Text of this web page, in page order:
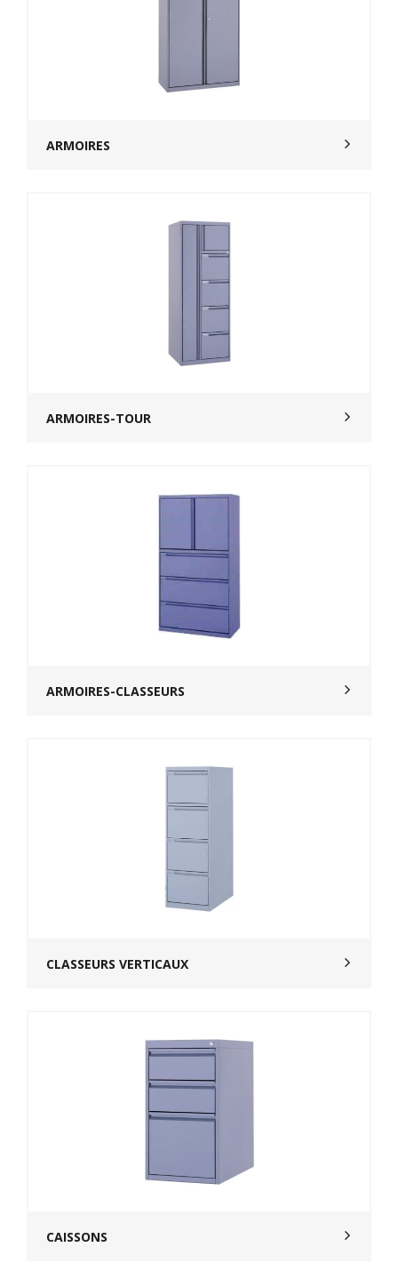
ARMOIRES
ARMOIRES-TOUR
ARMOIRES-CLASSEURS
CLASSEURS VERTICAUX
CAISSONS